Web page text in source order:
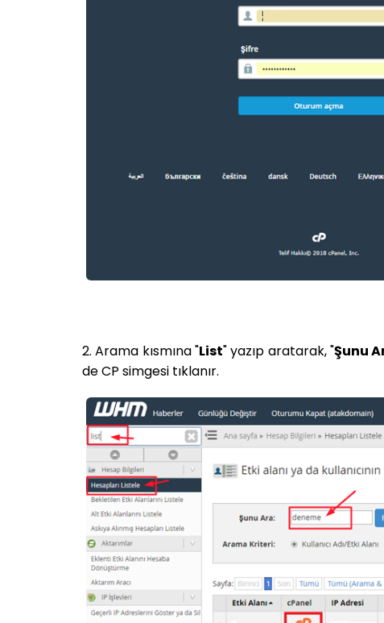
2. Arama kısmına "List" yazıp aratarak, "Şunu
de CP simgesi tıklanır.